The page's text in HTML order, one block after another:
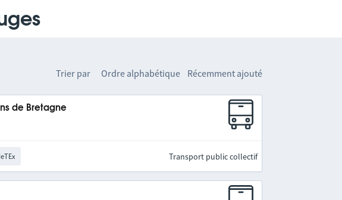
Trier par Ordre alphabétique Récemment ajouté
de Bretagne
Transport public collectif